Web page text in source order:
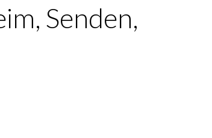
Senden,